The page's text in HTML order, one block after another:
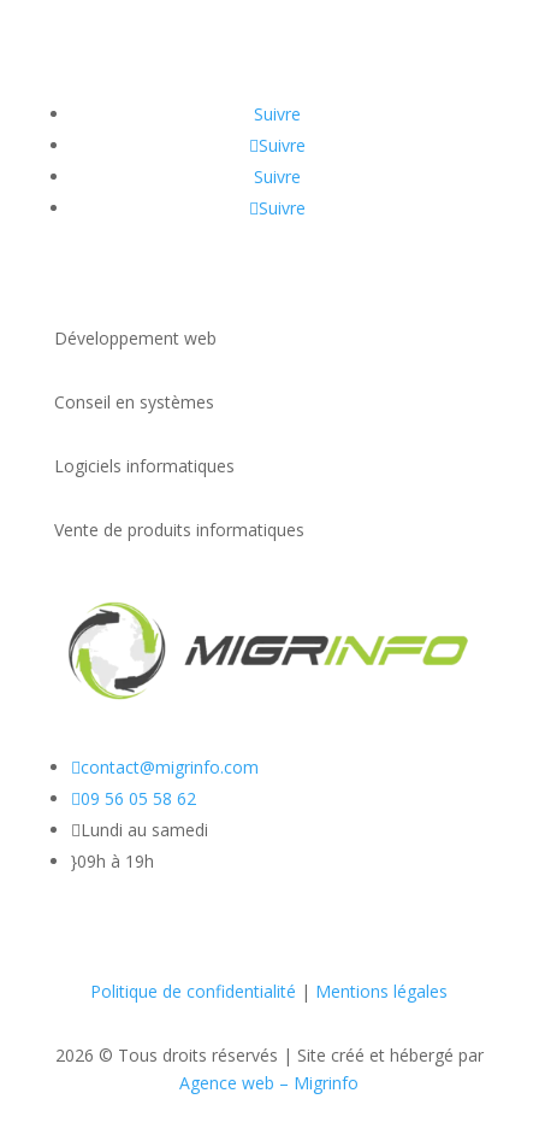
Suivre
Suivre
Suivre
Suivre
Développement web
Conseil en systèmes
Logiciels informatiques
Vente de produits informatiques
contact@migrinfo.com
09 56 05 58 62
Lundi au samedi
}09h à 19h
Politique de confidentialité | Mentions légales
2026 © Tous droits réservés | Site créé et hébergé par
Agence web – Migrinfo